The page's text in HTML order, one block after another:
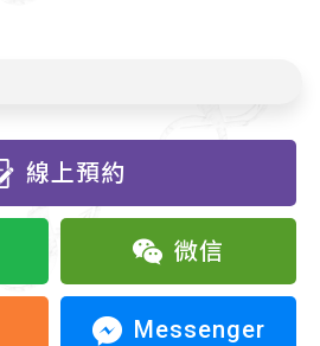
線上預約
微信
Messenger